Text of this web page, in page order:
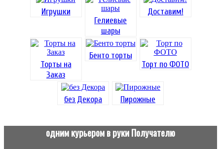
Игрушки
Гелиевые
шары
Доставим!
Торты на
Заказ
Бенто торты
Торт по ФОТО
без Декора Пирожные
одним курьером в руки Получателю